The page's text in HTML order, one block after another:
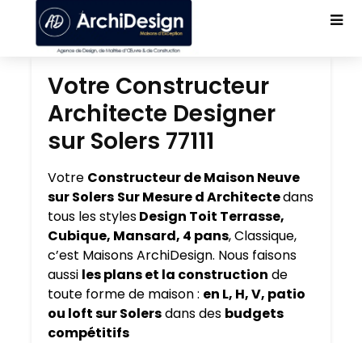
Votre Constructeur
Architecte Designer
sur Solers 77111
Votre Constructeur de Maison Neuve
sur Solers Sur Mesure d Architectedans
tous les stylesDesign Toit Terrasse,
Cubique, Mansard, 4 pans, Classique,
c’est Maisons ArchiDesign. Nous faisons
aussi les plans et la construction de
toute forme de maison : en L, H, V, patio
ou loft sur Solersdans des budgets
compétitifs